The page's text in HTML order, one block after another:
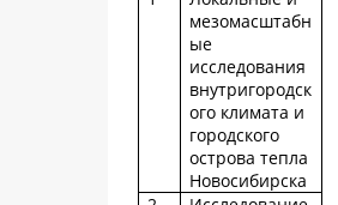
мезомасштабн
ые
исследования
внутригородск
ого климата и
городского
острова тепла
Новосибирска